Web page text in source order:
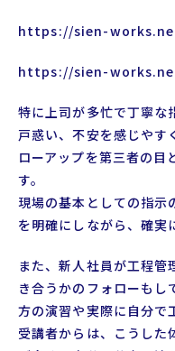
https://sien-
https://sien-
特に上司が多忙で丁寧な
戸惑い、不安を感じやす
ローアップを第三者の目
す。
現場の基本としての指示
を明確にしながら、確実
また、新人社員が工程管
き合うかのフォローもし
方の演習や実際に自分で
受講者からは、こうした